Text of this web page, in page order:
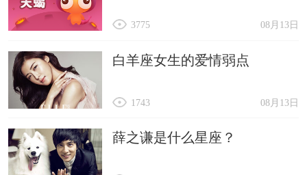
44. 财富宝
46. 财源宝
47. 金狗犬
48. 聚宝狗
49. 金库宝
50. 财宝宝
08月13日
3775
白羊座女生的爱情弱点
08月13日
1743
薛之谦是什么星座？